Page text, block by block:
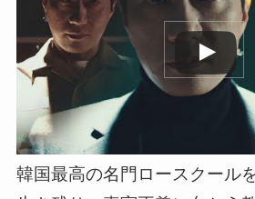
韓国最高の名門ロースクール